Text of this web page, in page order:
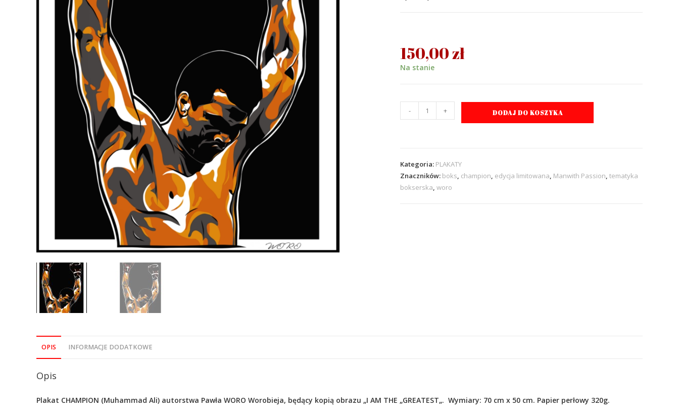
150,00zł
Na stanie
- + DODAJ DO KOSZYKA
Kategoria: PLAKATY
Znaczników: boks, champion, edycja limitowana, Manwith Passion, tematyka
bokserska, woro
OPIS INFORMACJE DODATKOWE
Opis
Plakat CHAMPION (Muhammad Ali) autorstwa Pawła WORO Worobieja, będący kopią obrazu „I AM THE „GREATEST„. Wymiary: 70 cm x 50 cm. Papier perłowy 320g.